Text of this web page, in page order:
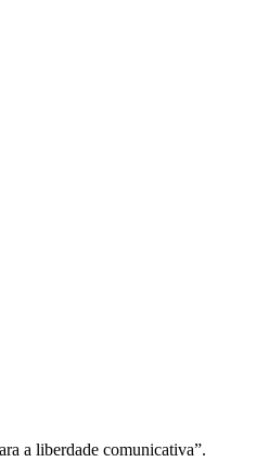
a liberdade comunicativa”.